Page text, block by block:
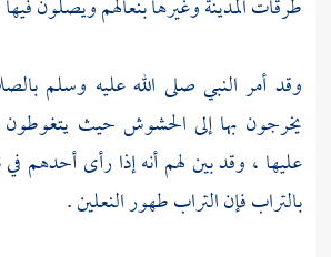
طرقاتالمدينةوغيرها بنعالهم ويصلون
وقد أمر النبي صلى الله عليه وسلم
يخرجون بها إلى الحشوش حيث
عليها ، وقد بين لهم أنه إذا رأى أحدهم في
بالتراب فإن التراب طهور النعلين .